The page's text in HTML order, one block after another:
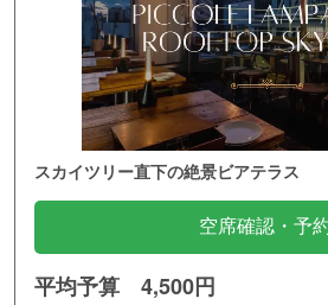
スカイツリー直下の絶景ビアテラス
空席確認・予
平均予算 4,500円